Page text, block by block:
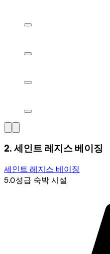
2. 세인트 레지스 베이징
세인트 레지스 베이징
5.0성급 숙박 시설